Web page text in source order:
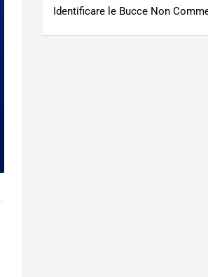
Identificare le Bucce Non